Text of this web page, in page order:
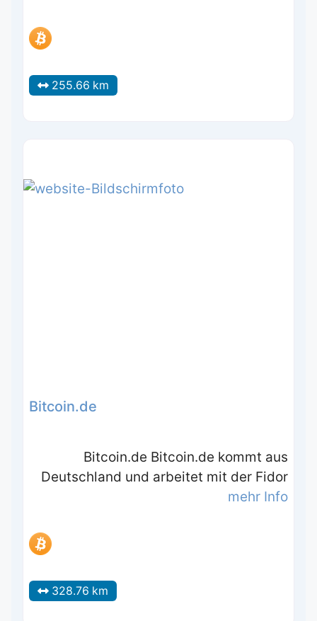
255.66 km
Bitcoin.de
Bitcoin.de Bitcoin.de kommt aus
Deutschland und arbeitet mit der Fidor
mehr Info
328.76 km